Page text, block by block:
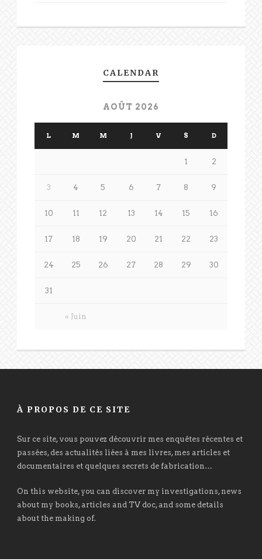
CALENDAR
AOÛT 2026
L M M J V S D
« Juin
1 2
3 4 5 6 7 8 9
10 11 12 13 14 15 16
17 18 19 20 21 22 23
24 25 26 27 28 29 30
31
À PROPOS DE CE SITE
Sur ce site, vous pouvez découvrir mes enquêtes récentes et
passées, des actualités liées à mes livres, mes articles et
documentaires et quelques secrets de fabrication…
On this website, you can discover my investigations, news
about my books, articles and TV doc, and some details
about the making of.